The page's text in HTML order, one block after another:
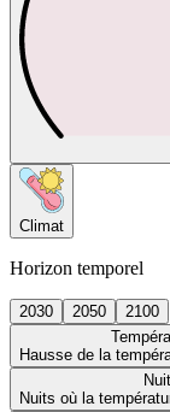
Climat
Horizon temporel
2030 2050
2100
Hausse de la
Nuits où la